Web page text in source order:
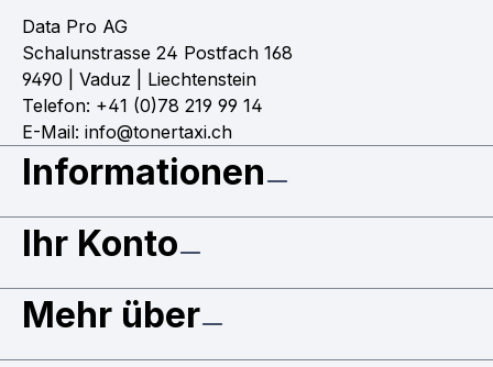
Data Pro AG
Schalunstrasse 24 Postfach 168
9490 | Vaduz | Liechtenstein
Telefon: +41 (0)78 219 99 14
E-Mail: info@tonertaxi.ch
Informationen
Ihr Konto
Mehr über